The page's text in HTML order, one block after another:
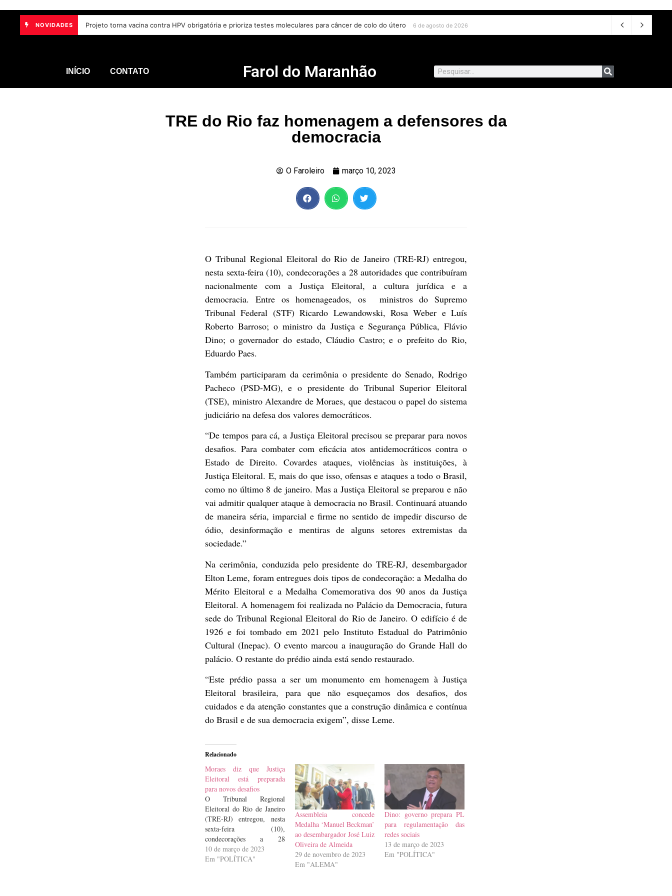
NOVIDADES Projeto torna vacina contra HPV obrigatória e prioriza testes moleculares para câncer de colo do útero 6 de agosto de 2026
INÍCIO CONTATO Farol do Maranhão
TRE do Rio faz homenagem a defensores da
democracia
O Faroleiro março 10, 2023
O Tribunal Regional Eleitoral do Rio de Janeiro (TRE-RJ) entregou,
nesta sexta-feira (10), condecorações a 28 autoridades que contribuíram
nacionalmente com a Justiça Eleitoral, a cultura jurídica e a
democracia. Entre os homenageados, os ministros do Supremo
Tribunal Federal (STF) Ricardo Lewandowski, Rosa Weber e Luís
Roberto Barroso; o ministro da Justiça e Segurança Pública, Flávio
Dino; o governador do estado, Cláudio Castro; e o prefeito do Rio,
Eduardo Paes.
Também participaram da cerimônia o presidente do Senado, Rodrigo
Pacheco (PSD-MG), e o presidente do Tribunal Superior Eleitoral
(TSE), ministro Alexandre de Moraes, que destacou o papel do sistema
judiciário na defesa dos valores democráticos.
“De tempos para cá, a Justiça Eleitoral precisou se preparar para novos
desafios. Para combater com eficácia atos antidemocráticos contra o
Estado de Direito. Covardes ataques, violências às instituições, à
Justiça Eleitoral. E, mais do que isso, ofensas e ataques a todo o Brasil,
como no último 8 de janeiro. Mas a Justiça Eleitoral se preparou e não
vai admitir qualquer ataque à democracia no Brasil. Continuará atuando
de maneira séria, imparcial e firme no sentido de impedir discurso de
ódio, desinformação e mentiras de alguns setores extremistas da
sociedade.”
Na cerimônia, conduzida pelo presidente do TRE-RJ, desembargador
Elton Leme, foram entregues dois tipos de condecoração: a Medalha do
Mérito Eleitoral e a Medalha Comemorativa dos 90 anos da Justiça
Eleitoral. A homenagem foi realizada no Palácio da Democracia, futura
sede do Tribunal Regional Eleitoral do Rio de Janeiro. O edifício é de
1926 e foi tombado em 2021 pelo Instituto Estadual do Patrimônio
Cultural (Inepac). O evento marcou a inauguração do Grande Hall do
palácio. O restante do prédio ainda está sendo restaurado.
“Este prédio passa a ser um monumento em homenagem à Justiça
Eleitoral brasileira, para que não esqueçamos dos desafios, dos
cuidados e da atenção constantes que a construção dinâmica e contínua
do Brasil e de sua democracia exigem”, disse Leme.
Relacionado
Moraes diz que Justiça
Eleitoral está preparada
para novos desafios
O Tribunal Regional
Eleitoral do Rio de Janeiro
(TRE-RJ) entregou, nesta
sexta-feira (10),
condecorações a 28
autoridades que
contribuíram nacionalmente
10 de março de 2023
Em "POLÍTICA"
Assembleia concede
Medalha ‘Manuel Beckman’
ao desembargador José Luiz
Oliveira de Almeida
29 de novembro de 2023
Em "ALEMA"
Dino: governo prepara PL
para regulamentação das
redes sociais
13 de março de 2023
Em "POLÍTICA"